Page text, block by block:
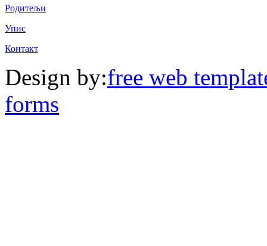
Родитељи
Упис
Контакт
Design by:free web
forms